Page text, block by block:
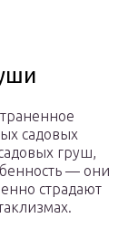
садовых
груш,
— они
страдают